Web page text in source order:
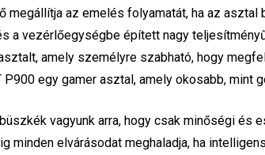
megállítja az emelés folyamatát, ha az asztal
a vezérlőegységbe épített nagy
amely személyre szabható, hogy
P900 egy gamer asztal, amely okosabb, mint
vagyunk arra, hogy csak minőségi és
minden elvárásodat meghaladja, ha